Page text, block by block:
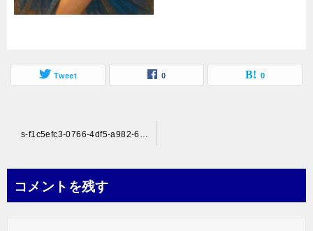
Tweet 0 0
ビ
s-f1c5efc3-0766-4df5-a982-6ff0ceeb572f
コメントを残す